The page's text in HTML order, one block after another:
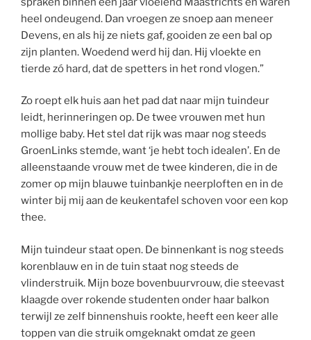
heel ondeugend. Dan vroegen ze snoep aan meneer
Devens, en als hij ze niets gaf, gooiden ze een bal op
zijn planten. Woedend werd hij dan. Hij vloekte en
tierde zó hard, dat de spetters in het rond vlogen.”
Zo roept elk huis aan het pad dat naar mijn tuindeur
leidt, herinneringen op. De twee vrouwen met hun
mollige baby. Het stel dat rijk was maar nog steeds
GroenLinks stemde, want ‘je hebt toch idealen’. En de
alleenstaande vrouw met de twee kinderen, die in de
zomer op mijn blauwe tuinbankje neerploften en in de
winter bij mij aan de keukentafel schoven voor een kop
thee.
Mijn tuindeur staat open. De binnenkant is nog steeds
korenblauw en in de tuin staat nog steeds de
vlinderstruik. Mijn boze bovenbuurvrouw, die steevast
klaagde over rokende studenten onder haar balkon
terwijl ze zelf binnenshuis rookte, heeft een keer alle
toppen van die struik omgeknakt omdat ze geen